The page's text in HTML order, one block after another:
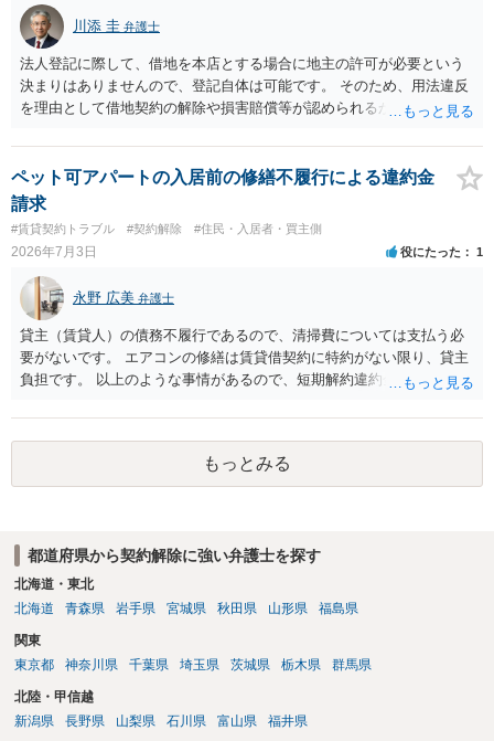
らです。ご参考にしてください。
川添 圭 弁護士
法人登記に際して、借地を本店とする場合に地主の許可が必要という
決まりはありませんので、登記自体は可能です。 そのため、用法違反
を理由として借地契約の解除や損害賠償等が認められるかどうかが問
の建物を住居用に限定する（事業に使用しない）特約があると評価で
きるかどうかが重要でしょう（借地契約締結後に賃借人が建物を店舗
に改装したという事案で、住居に限定する特約までは存在しなかった
として契約解除を認めなかった裁判例があります）。契約条項の記載
や解釈の問題になりますので、弁護士へ直接相談されることをお勧め
します。
ペット可アパートの入居前の修繕不履行による違約金
請求
#賃貸契約トラブル #契約解除 #住民・入居者・買主側
2026年7月3日 役にたった 1
永野 広美 弁護士
貸主（賃貸人）の債務不履行であるので、清掃費については支払う必
要がないです。 エアコンの修繕は賃貸借契約に特約がない限り、貸主
負担です。 以上のような事情があるので、短期解約違約金を支払う必
もっとみる
都道府県から契約解除に強い弁護士を探す
北海道・東北
北海道
青森県 岩手県 宮城県 秋田県 山形県 福島県
関東
東京都
神奈川県 千葉県 埼玉県 茨城県 栃木県 群馬県
北陸・甲信越
新潟県
長野県 山梨県 石川県 富山県 福井県